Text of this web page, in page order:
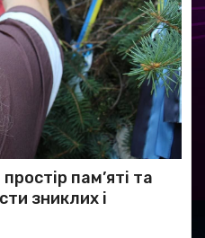
пам’яті та
зниклих і